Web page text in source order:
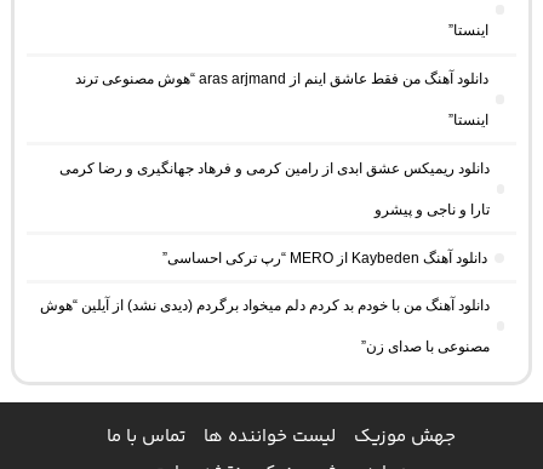
اینستا”
دانلود آهنگ من فقط عاشق اینم از aras arjmand “هوش مصنوعی ترند
اینستا”
دانلود ریمیکس عشق ابدی از رامین کرمی و فرهاد جهانگیری و رضا کرمی
تارا و ناجی و پیشرو
دانلود آهنگ Kaybeden از MERO “رپ ترکی احساسی”
دانلود آهنگ من با خودم بد کردم دلم میخواد برگردم (دیدی نشد) از آیلین “هوش
مصنوعی با صدای زن”
جهش موزیک لیست خواننده ها
تماس با ما